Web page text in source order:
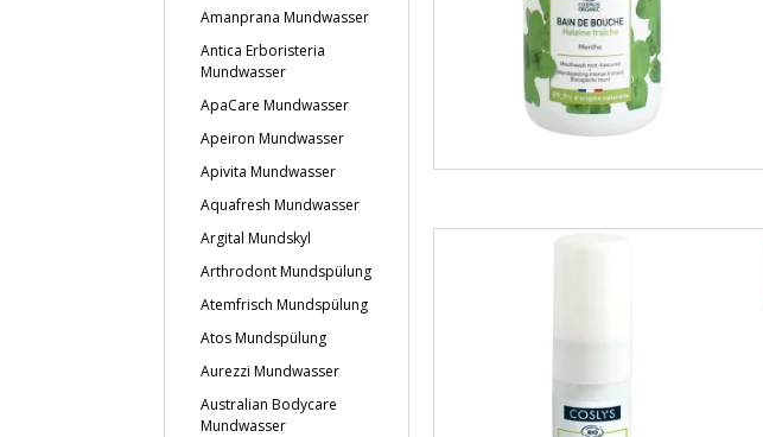
Amanprana Mundwasser
Antica Erboristeria
Mundwasser
ApaCare Mundwasser
Apeiron Mundwasser
Apivita Mundwasser
Aquafresh Mundwasser
Argital Mundskyl
Arthrodont Mundspülung
Atemfrisch Mundspülung
Atos Mundspülung
Aurezzi Mundwasser
Australian Bodycare
Mundwasser